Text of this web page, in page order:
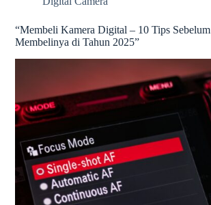
“Membeli Kamera Digital – 10 Tips Sebelum
Membelinya di Tahun 2025”